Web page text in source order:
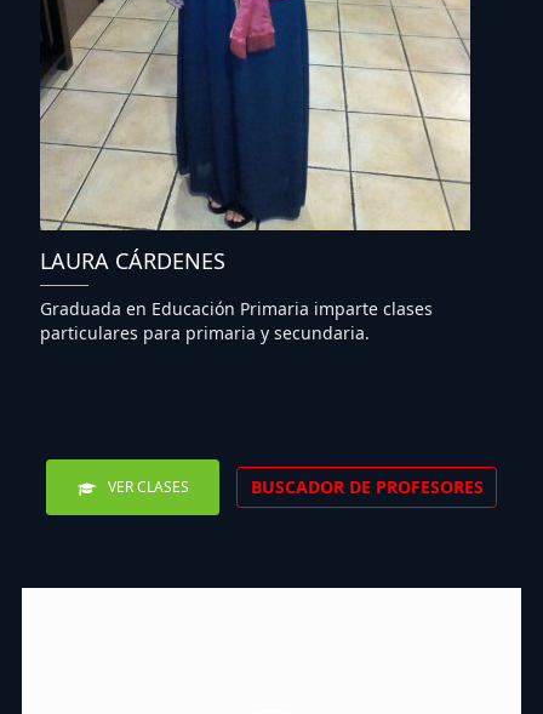
LAURA CÁRDENES
Graduada en Educación Primaria imparte clases
particulares para primaria y secundaria.
VER CLASES BUSCADOR DE PROFESORES